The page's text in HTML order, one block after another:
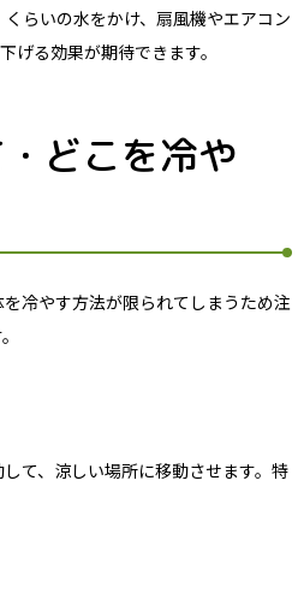
らいの水をかけ、扇風機やエアコン
げる効果が期待できます。
どこを冷や
冷やす方法が限られてしまうため注
て、涼しい場所に移動させます。特